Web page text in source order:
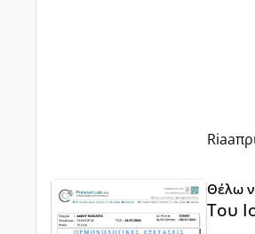
Riaa
Θέλω
Του